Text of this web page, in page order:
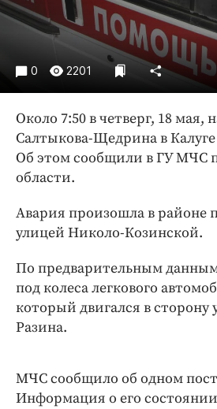
Экономика и бизнес
ПРОЕКТЫ
Блоги
Издания
Медиаперсона
Интересное чтиво
Клиника года
Работодатель года
0 2201
Около 7:50 в четверг, 18 мая,
Салтыкова-Щедрина в
Об этом сообщили в ГУ МЧС
области.
Авария произошла в районе
улицей Николо-Козинской.
По предварительным
под колеса легкового
который двигался в сторону
Разина.
МЧС сообщило об одном
Информация о его